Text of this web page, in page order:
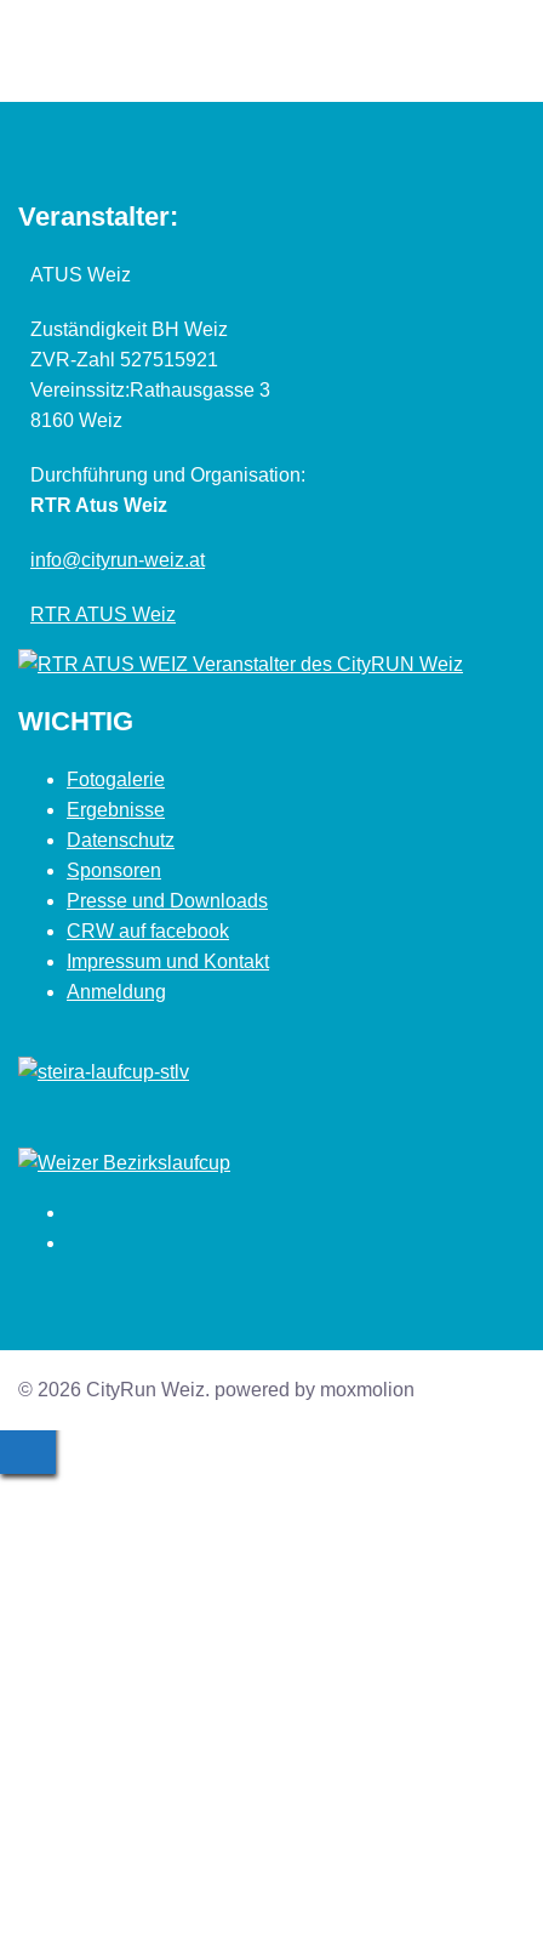
Veranstalter:
ATUS Weiz
Zuständigkeit BH Weiz
ZVR-Zahl 527515921
Vereinssitz:Rathausgasse 3
8160 Weiz
Durchführung und Organisation:
RTR Atus Weiz
info@cityrun-weiz.at
RTR ATUS Weiz
WICHTIG
Fotogalerie
Ergebnisse
Datenschutz
Sponsoren
Presse und Downloads
CRW auf facebook
Impressum und Kontakt
Anmeldung
© 2026 CityRun Weiz. powered by moxmolion